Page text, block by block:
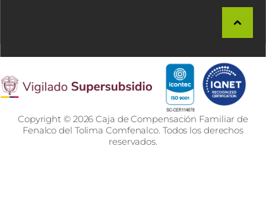
Copyright © 2026 Caja de Compensación Familiar de
Fenalco del Tolima Comfenalco. Todos los derechos
reservados.